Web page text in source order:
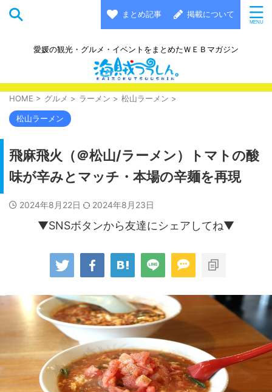
まとめ記事 掲載について
愛媛の観光・グルメ・イベントをまとめたＷＥＢマガジン
HOME > グルメ > ラーメン > 松山ラーメン >
松山ラーメン
飛麻飛火（＠松山/ラーメン）トマトの酸
味が辛みとマッチ・本場の辛麺を再現
2024年8月22日 2024年8月23日
▼SNSボタンから友達にシェアしてね▼